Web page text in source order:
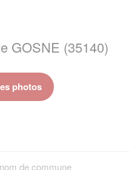
GOSNE (35140)
photos